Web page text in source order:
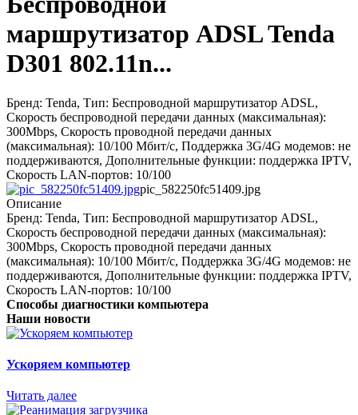
маршрутизатор ADSL Tenda
D301 802.11n...
Бренд: Tenda, Тип: Беспроводной маршрутизатор ADSL,
Скорость беспроводной передачи данных (максимальная):
300Mbps, Скорость проводной передачи данных
(максимальная): 10/100 Мбит/с, Поддержка 3G/4G модемов: не
поддерживаются, Дополнительные функции: поддержка IPTV,
Скорость LAN-портов: 10/100
pic_582250fc51409.jpg
Описание
Бренд: Tenda, Тип: Беспроводной маршрутизатор ADSL,
Скорость беспроводной передачи данных (максимальная):
300Mbps, Скорость проводной передачи данных
(максимальная): 10/100 Мбит/с, Поддержка 3G/4G модемов: не
поддерживаются, Дополнительные функции: поддержка IPTV,
Скорость LAN-портов: 10/100
Способы диагностики компьютера
Наши новости
Ускоряем компьютер
Читать далее